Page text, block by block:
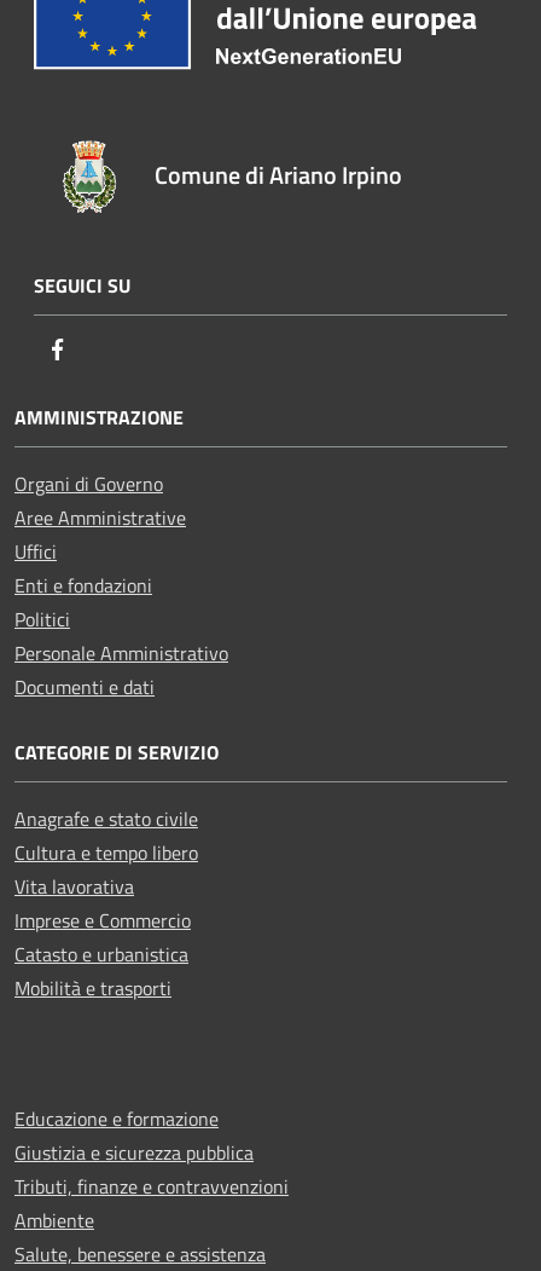
Comune di Ariano Irpino
SEGUICI SU
AMMINISTRAZIONE
Organi di Governo
Aree Amministrative
Uffici
Enti e fondazioni
Politici
Personale Amministrativo
Documenti e dati
CATEGORIE DI SERVIZIO
Anagrafe e stato civile
Cultura e tempo libero
Vita lavorativa
Imprese e Commercio
Catasto e urbanistica
Mobilità e trasporti
Educazione e formazione
Giustizia e sicurezza pubblica
Tributi, finanze e contravvenzioni
Ambiente
Salute, benessere e assistenza